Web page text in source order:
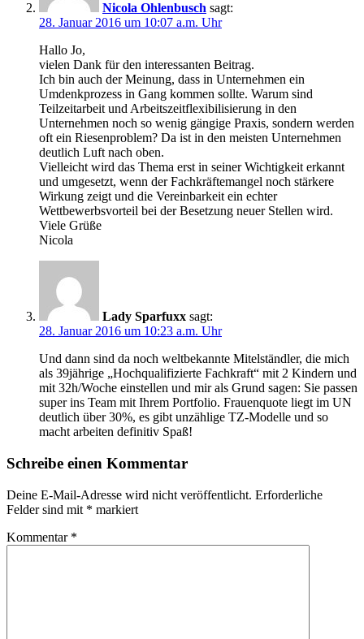
Nicola Ohlenbusch sagt:
28. Januar 2016 um 10:07 a.m. Uhr
Hallo Jo,
vielen Dank für den interessanten Beitrag.
Ich bin auch der Meinung, dass in Unternehmen ein
Umdenkprozess in Gang kommen sollte. Warum sind
Teilzeitarbeit und Arbeitszeitflexibilisierung in den
Unternehmen noch so wenig gängige Praxis, sondern werden
oft ein Riesenproblem? Da ist in den meisten Unternehmen
deutlich Luft nach oben.
Vielleicht wird das Thema erst in seiner Wichtigkeit erkannt
und umgesetzt, wenn der Fachkräftemangel noch stärkere
Wirkung zeigt und die Vereinbarkeit ein echter
Wettbewerbsvorteil bei der Besetzung neuer Stellen wird.
Viele Grüße
Nicola
Lady Sparfuxx sagt:
28. Januar 2016 um 10:23 a.m. Uhr
Und dann sind da noch weltbekannte Mitelständler, die mich
als 39jährige „Hochqualifizierte Fachkraft“ mit 2 Kindern und
mit 32h/Woche einstellen und mir als Grund sagen: Sie passen
super ins Team mit Ihrem Portfolio. Frauenquote liegt im UN
deutlich über 30%, es gibt unzählige TZ-Modelle und so
macht arbeiten definitiv Spaß!
Schreibe einen Kommentar
Deine E-Mail-Adresse wird nicht veröffentlicht. Erforderliche
Felder sind mit * markiert
Kommentar *